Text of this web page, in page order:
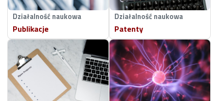
Działalność naukowa
Publikacje
Działalność naukowa
Patenty